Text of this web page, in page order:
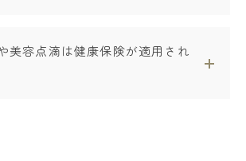
美容点滴は健康保険が適用され